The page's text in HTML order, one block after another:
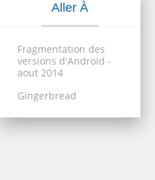
Aller À
Fragmentation des
versions d'Android -
aout 2014
Gingerbread